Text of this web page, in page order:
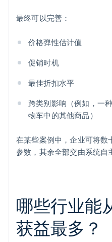
最终可以完善：
价格弹性估计值
促销时机
最佳折扣水平
跨类别影响（例如，一
物车中的其他商品）
在某些案例中，企业可将数
参数，其余全部交由系统自
哪些行业能
获益最多？